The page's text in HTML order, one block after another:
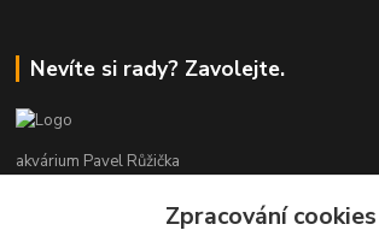
Nevíte si rady? Zavolejte.
akvárium Pavel Růžička
+420 602 118 290Zpracování cookies